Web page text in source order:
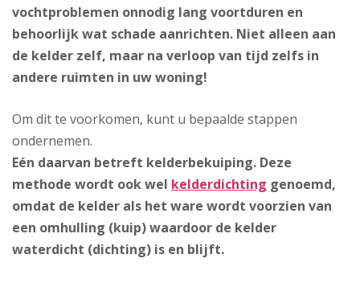
vochtproblemen onnodig lang voortduren en
behoorlijk wat schade aanrichten. Niet alleen aan
de kelder zelf, maar na verloop van tijd zelfs in
andere ruimten in uw woning!
Om dit te voorkomen, kunt u bepaalde stappen
ondernemen.
Eén daarvan betreft kelderbekuiping. Deze
methode wordt ook wel kelderdichting genoemd,
omdat de kelder als het ware wordt voorzien van
een omhulling (kuip) waardoor de kelder
waterdicht (dichting) is en blijft.